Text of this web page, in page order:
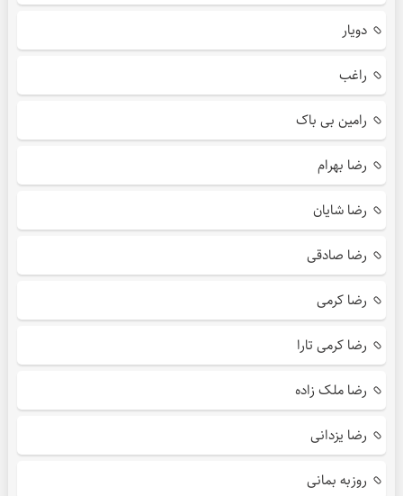
دویار
راغب
رامین بی باک
رضا بهرام
رضا شایان
رضا صادقی
رضا کرمی
رضا کرمی تارا
رضا ملک زاده
رضا یزدانی
روزبه بمانی